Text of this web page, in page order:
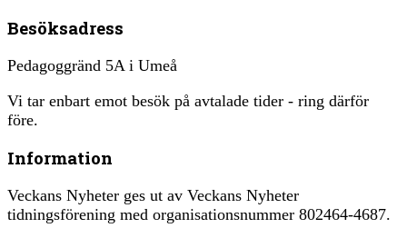
Besöksadress
Pedagoggränd 5A i Umeå
Vi tar enbart emot besök på avtalade tider - ring därför
före.
Information
Veckans Nyheter ges ut av Veckans Nyheter
tidningsförening med organisationsnummer 802464-4687.